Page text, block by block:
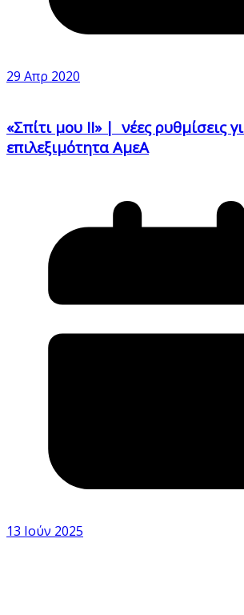
29 Απρ 2020
«Σπίτι μου ΙΙ» | νέες ρυθμίσεις
επιλεξιμότητα ΑμεΑ
13 Ιούν 2025